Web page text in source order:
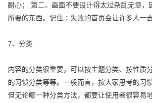
耐心； 第二、画面不要设计得太过杂乱无章，
所要的东西。记住∶失败的首页会让许多人一
7、分类
内容的分类很重要，可以按主题分类、按性质
的习惯分类等等。一般而言，按大家思考的习
但无论哪一种分类方法，都要让使用者很容易